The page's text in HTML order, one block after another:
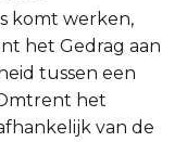
komt werken,
het Gedrag aan
tussen een
het
van de